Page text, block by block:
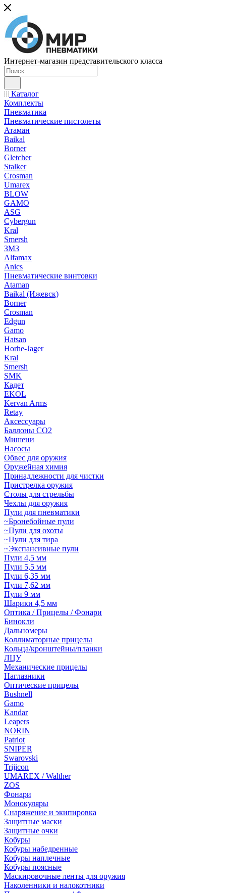
Интернет-магазин представительского класса
Каталог
Комплекты
Пневматика
Пневматические пистолеты
Атаман
Baikal
Borner
Gletcher
Stalker
Crosman
Umarex
BLOW
GAMO
ASG
Cybergun
Kral
Smersh
ЗМЗ
Alfamax
Anics
Пневматические винтовки
Ataman
Baikal (Ижевск)
Borner
Crosman
Edgun
Gamo
Hatsan
Horhe-Jager
Kral
Smersh
SMK
Кадет
EKOL
Kervan Arms
Retay
Аксессуары
Баллоны СО2
Мишени
Насосы
Обвес для оружия
Оружейная химия
Принадлежности для чистки
Пристрелка оружия
Столы для стрельбы
Чехлы для оружия
Пули для пневматики
~Бронебойные пули
~Пули для охоты
~Пули для тира
~Экспансивные пули
Пули 4,5 мм
Пули 5,5 мм
Пули 6,35 мм
Пули 7,62 мм
Пули 9 мм
Шарики 4,5 мм
Оптика / Прицелы / Фонари
Бинокли
Дальномеры
Коллиматорные прицелы
Кольца/кронштейны/планки
ЛЦУ
Механические прицелы
Наглазники
Оптические прицелы
Bushnell
Gamo
Kandar
Leapers
NORIN
Patriot
SNIPER
Swarovski
Trijicon
UMAREX / Walther
ZOS
Фонари
Монокуляры
Снаряжение и экипировка
Защитные маски
Защитные очки
Кобуры
Кобуры набедренные
Кобуры наплечные
Кобуры поясные
Маскировочные ленты для оружия
Наколенники и налокотники